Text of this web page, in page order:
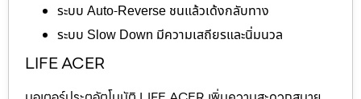
ระบบ Auto-Reverse ชนแล้วเด้งกลับทาง
ระบบ Slow Down มีความเสถียรและนิ่มนวล
LIFE ACER